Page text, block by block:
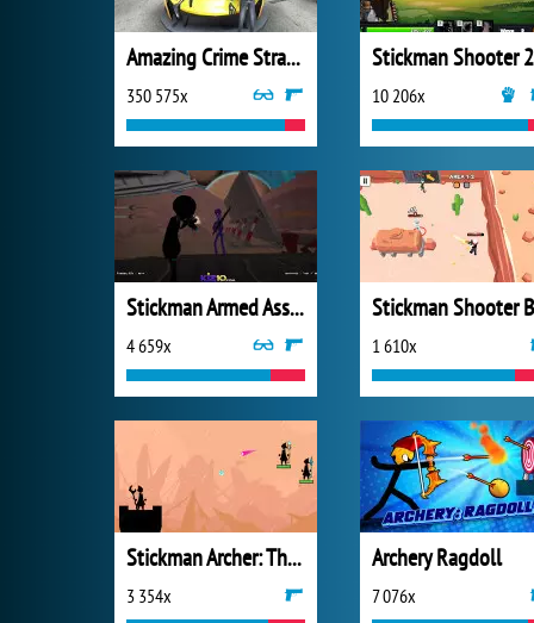
Amazing Crime Strange Stickman
350 575x
Stickman Shooter 2
10 206x
Stickman Armed Assassin Cold Space
4 659x 1 610x
Stickman Archer: The Wizard Hero
3 354x
Archery Ragdoll
7 076x